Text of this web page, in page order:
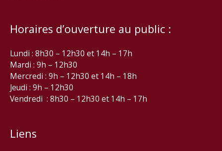
Horaires d’ouverture au public :
Lundi : 8h30 – 12h30 et 14h – 17h
Mardi : 9h – 12h30
Mercredi : 9h – 12h30 et 14h – 18h
Jeudi : 9h – 12h30
Vendredi : 8h30 – 12h30 et 14h – 17h
Liens